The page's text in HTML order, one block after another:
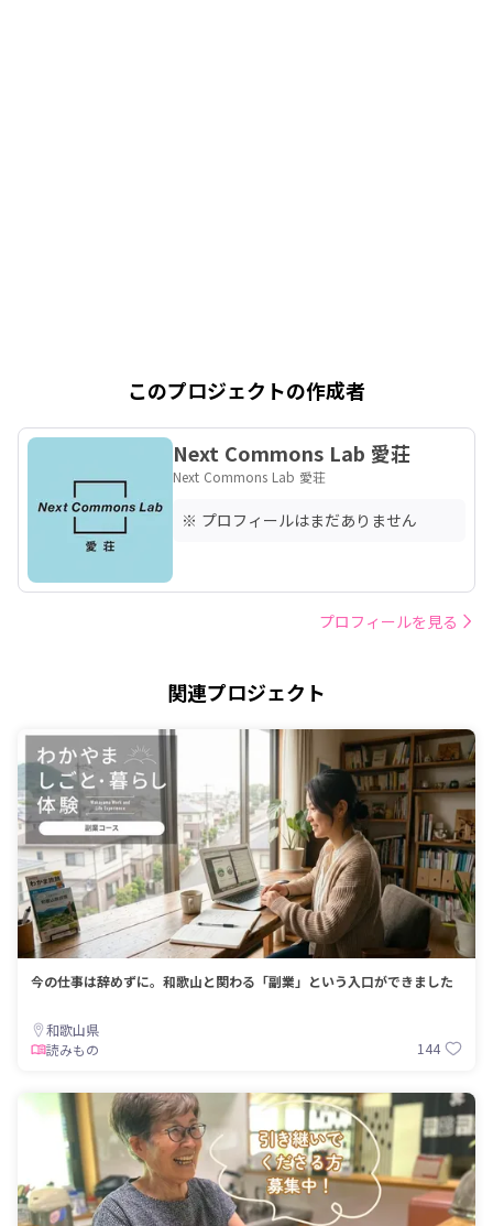
このプロジェクトの作成者
Next Commons Lab 愛荘
Next Commons Lab 愛荘
※ プロフィールはまだありません
プロフィールを見る
関連プロジェクト
今の仕事は辞めずに。和歌山と関わる「副業」という入口ができました
和歌山県
読みもの
144